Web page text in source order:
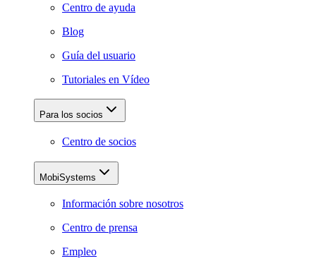
Centro de ayuda
Blog
Guía del usuario
Tutoriales en Vídeo
Para los socios
Centro de socios
MobiSystems
Información sobre nosotros
Centro de prensa
Empleo